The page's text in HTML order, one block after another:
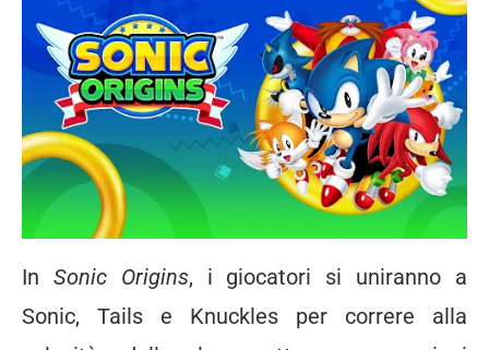
In Sonic Origins, i giocatori si uniranno a
Sonic, Tails e Knuckles per correre alla